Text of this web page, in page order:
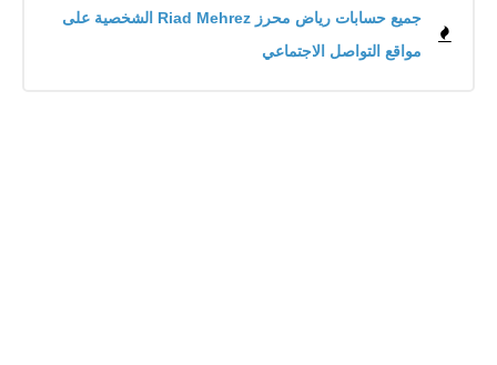
جميع حسابات رياض محرز Riad Mehrez الشخصية على
مواقع التواصل الاجتماعي